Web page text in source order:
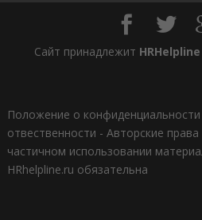
Сайт принадлежит HRHelpline
Положение о конфиденциальности
отвественности - Авторские
частичном использовании
HRhelpline.ru обязательна